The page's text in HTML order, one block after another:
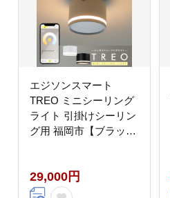
エジソンスマート
TREO ミニシーリング
ライト 引掛けシーリン
グ用 福岡市【ブラッ
29,000円